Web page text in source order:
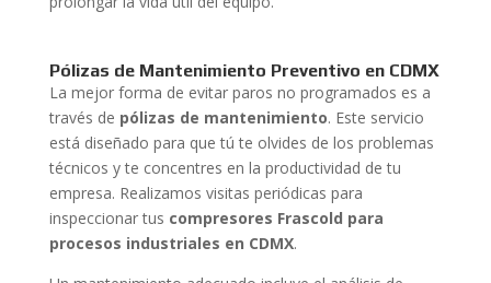
Pólizas de Mantenimiento Preventivo en CDMX
La mejor forma de evitar paros no programados es a
través de pólizas de mantenimiento. Este servicio
está diseñado para que tú te olvides de los problemas
técnicos y te concentres en la productividad de tu
empresa. Realizamos visitas periódicas para
inspeccionar tus compresores Frascold para
procesos industriales en CDMX.